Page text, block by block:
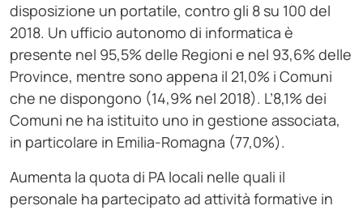
disposizione un portatile, contro gli 8 su 100 del
2018. Un ufficio autonomo di informatica è
presente nel 95,5% delle Regioni e nel 93,6% delle
Province, mentre sono appena il 21,0% i Comuni
che ne dispongono (14,9% nel 2018). L’8,1% dei
Comuni ne ha istituito uno in gestione associata,
in particolare in Emilia-Romagna (77,0%).
Aumenta la quota di PA locali nelle quali il
personale ha partecipato ad attività formative in